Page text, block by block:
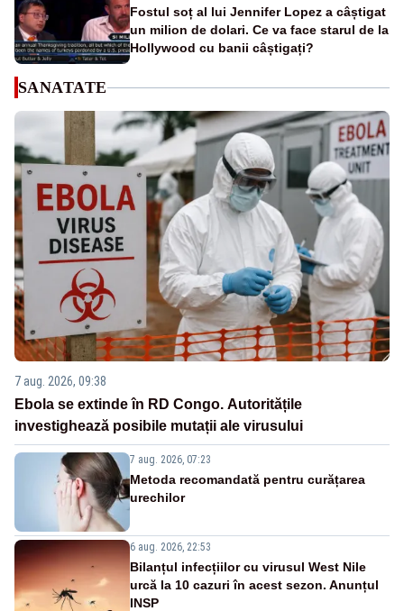
Fostul soț al lui Jennifer Lopez a câștigat
un milion de dolari. Ce va face starul de la
Hollywood cu banii câștigați?
SANATATE
7 aug. 2026, 09:38
Ebola se extinde în RD Congo. Autoritățile
investighează posibile mutații ale virusului
7 aug. 2026, 07:23
Metoda recomandată pentru curățarea
urechilor
6 aug. 2026, 22:53
Bilanțul infecțiilor cu virusul West Nile
urcă la 10 cazuri în acest sezon. Anunțul
INSP